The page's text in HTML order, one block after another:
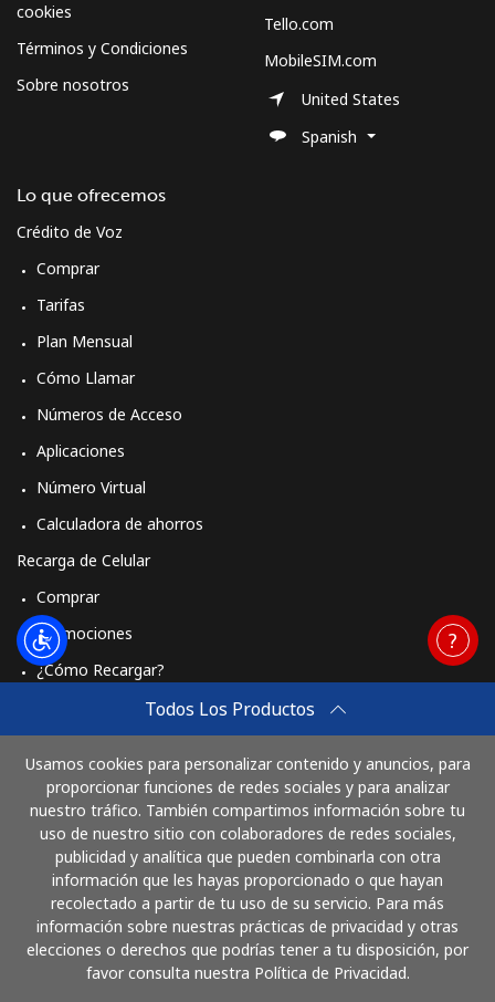
Todos Los Productos
Usamos cookies para personalizar contenido y anuncios, para
proporcionar funciones de redes sociales y para analizar
nuestro tráfico. También compartimos información sobre tu
uso de nuestro sitio con colaboradores de redes sociales,
publicidad y analítica que pueden combinarla con otra
información que les hayas proporcionado o que hayan
recolectado a partir de tu uso de su servicio. Para más
información sobre nuestras prácticas de privacidad y otras
elecciones o derechos que podrías tener a tu disposición, por
favor consulta nuestra Política de Privacidad.
cookies
Términos y Condiciones
Sobre nosotros
Lo que ofrecemos
Crédito de Voz
Comprar
Tarifas
Plan Mensual
Cómo Llamar
Números de Acceso
Aplicaciones
Número Virtual
Calculadora de ahorros
Recarga de Celular
Comprar
Promociones
¿Cómo Recargar?
Cómo funciona
Tello.com
MobileSIM.com
United States
Spanish
Paga con